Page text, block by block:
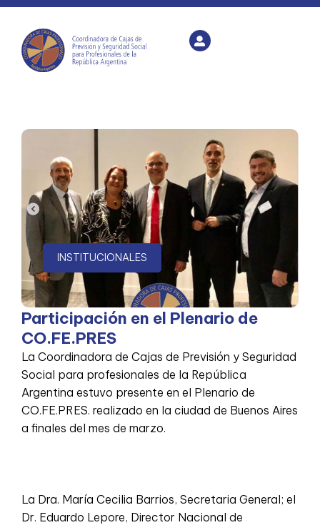
INSTITUCIONALES
Participación en el Plenario de
CO.FE.PRES
La Coordinadora de Cajas de Previsión y Seguridad
Social para profesionales de la República
Argentina estuvo presente en el Plenario de
CO.FE.PRES. realizado en la ciudad de Buenos Aires
a finales del mes de marzo.
La Dra. María Cecilia Barrios, Secretaria General; el
Dr. Eduardo Lepore, Director Nacional de